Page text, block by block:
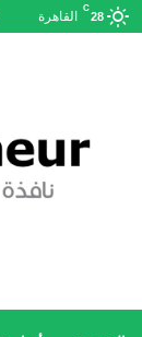
28
C
القاهرة